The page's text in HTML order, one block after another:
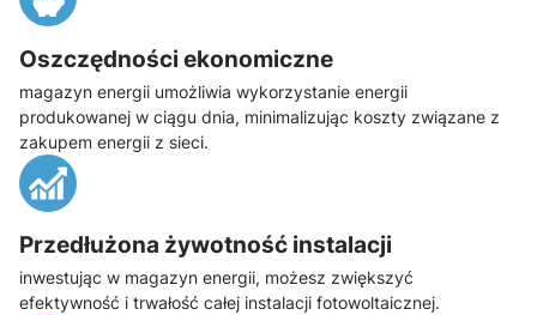
Oszczędności ekonomiczne
magazyn energii umożliwia wykorzystanie energii
produkowanej w ciągu dnia, minimalizując koszty związane z
zakupem energii z sieci.
Przedłużona żywotność instalacji
inwestując w magazyn energii, możesz zwiększyć
efektywność i trwałość całej instalacji fotowoltaicznej.